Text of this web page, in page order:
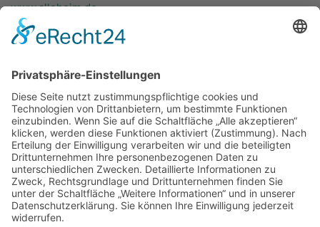
www.alloheim.de
ÜBER UNS
KIEL LOKAL
Carsten Frahm Verlag, Inhaber Carsten Frahm